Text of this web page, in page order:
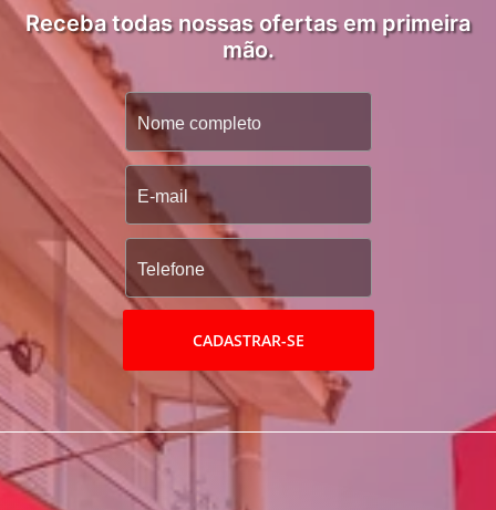
Receba todas nossas ofertas em primeira
mão.
CADASTRAR-SE